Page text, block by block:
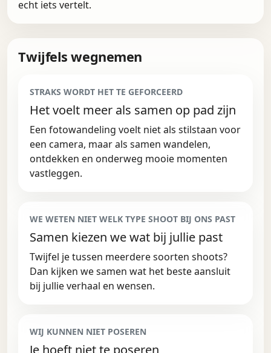
echt iets vertelt.
Twijfels wegnemen
STRAKS WORDT HET TE GEFORCEERD
Het voelt meer als samen op pad zijn
Een fotowandeling voelt niet als stilstaan voor
een camera, maar als samen wandelen,
ontdekken en onderweg mooie momenten
vastleggen.
WE WETEN NIET WELK TYPE SHOOT BIJ ONS PAST
Samen kiezen we wat bij jullie past
Twijfel je tussen meerdere soorten shoots?
Dan kijken we samen wat het beste aansluit
bij jullie verhaal en wensen.
WIJ KUNNEN NIET POSEREN
Je hoeft niet te poseren